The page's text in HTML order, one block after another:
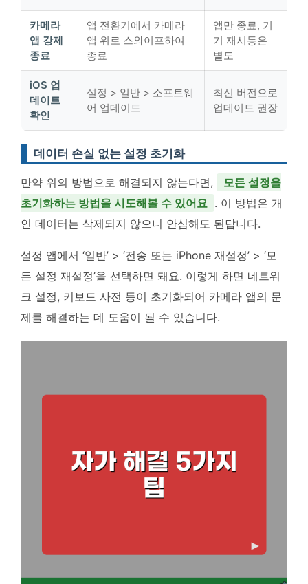
카메라
앱 강제
종료
앱 전환기에서 카메라
앱 위로 스와이프하여
종료
앱만 종료, 기
기 재시동은
별도
iOS 업
데이트
확인
설정 > 일반 > 소프트웨
어 업데이트
최신 버전으로
업데이트 권장
데이터 손실 없는 설정 초기화
만약 위의 방법으로 해결되지 않는다면,
모든 설정을
초기화하는 방법을 시도해볼 수 있어요 . 이 방법은 개
인 데이터는 삭제되지 않으니 안심해도 된답니다.
설정 앱에서 ‘일반’ > ‘전송 또는 iPhone 재설정’ > ‘모
든 설정 재설정’을 선택하면 돼요. 이렇게 하면 네트워
크 설정, 키보드 사전 등이 초기화되어 카메라 앱의 문
제를 해결하는 데 도움이 될 수 있습니다.